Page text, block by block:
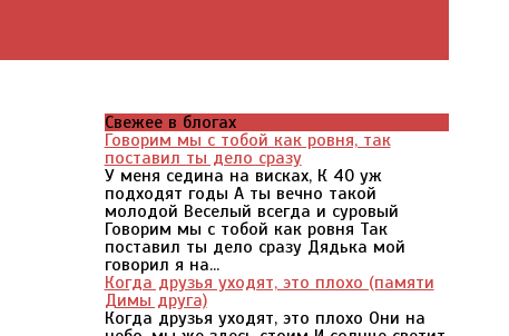
Свежее в блогах
Говорим мы с тобой как ровня, так
поставил ты дело сразу
У меня седина на висках, К 40 уж
подходят годы А ты вечно такой
молодой Веселый всегда и суровый
Говорим мы с тобой как ровня Так
поставил ты дело сразу Дядька мой
говорил я на...
Когда друзья уходят, это плохо (памяти
Димы друга)
Когда друзья уходят, это плохо Они на